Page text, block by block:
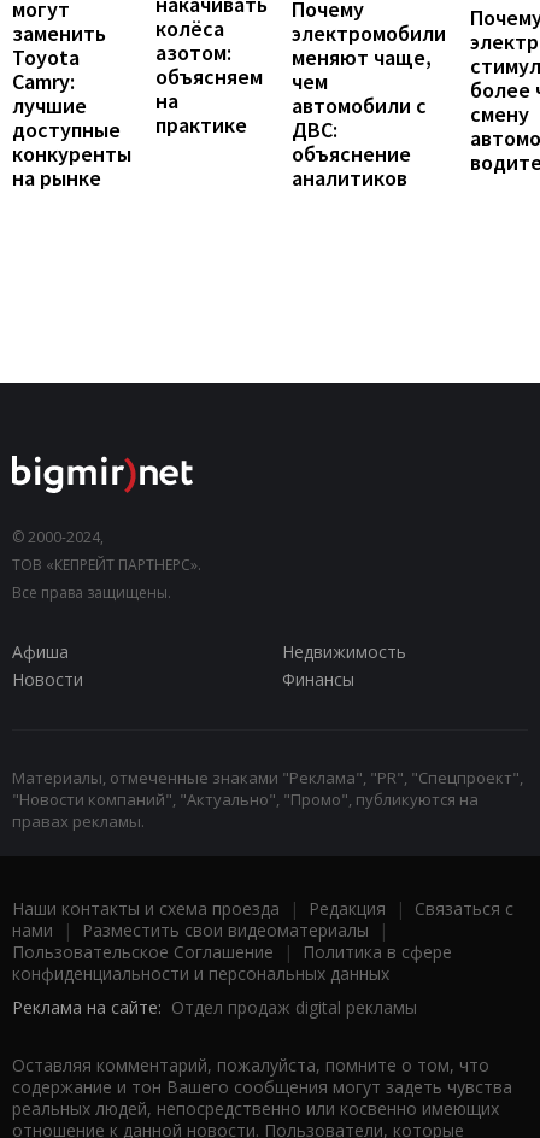
могут
заменить
Toyota
Camry:
лучшие
доступные
конкуренты
на рынке
колёса
азотом:
объясняем
на
практике
Почему
электромобили
меняют чаще,
чем
автомобили с
ДВС:
объяснение
аналитиков
более
смену
© 2000-2024,
ТОВ «КЕПРЕЙТ ПАРТНЕРС».
Все права защищены.
Афиша
Недвижимость
Новости
Финансы
Материалы, отмеченные знаками "Реклама", "PR", "Спецпроект",
"Новости компаний", "Актуально", "Промо", публикуются на
правах рекламы.
Наши контакты и схема проезда | Редакция | Связаться с
нами | Разместить свои видеоматериалы |
Пользовательское Соглашение |
Политика в сфере
конфиденциальности и персональных данных
Реклама на сайте: Отдел продаж digital рекламы
Оставляя комментарий, пожалуйста, помните о том, что
содержание и тон Вашего сообщения могут задеть чувства
реальных людей, непосредственно или косвенно имеющих
отношение к данной новости. Пользователи, которые